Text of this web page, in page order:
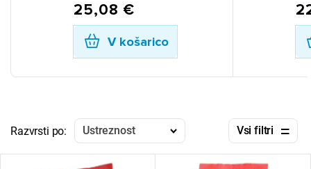
25,08 €
V košarico
Razvrsti po: Ustreznost Vsi filtri